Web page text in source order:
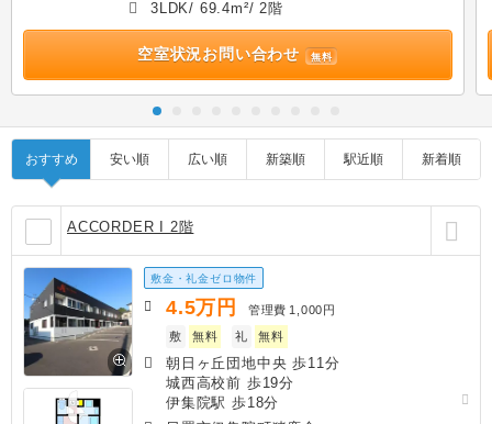
3LDK/ 69.4m²/ 2階
空室状況お問い合わせ 無料
おすすめ 安い順 広い順 新築順 駅近順 新着順
ACCORDER I 2階
敷金・礼金ゼロ物件
4.5万円 管理費 1,000円
敷
無料 礼 無料
朝日ヶ丘団地中央 歩11分
城西高校前 歩19分
伊集院駅 歩18分